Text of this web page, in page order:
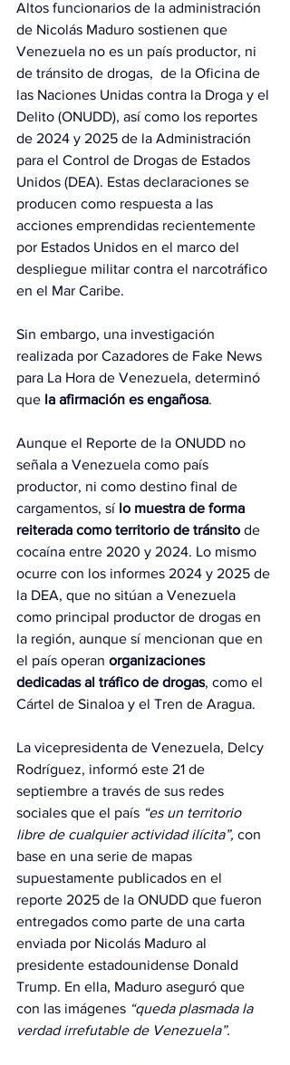
Altos funcionarios de la administración
de Nicolás Maduro sostienen que
Venezuela no es un país productor, ni
de tránsito de drogas,  de la Oficina de
las Naciones Unidas contra la Droga y el
Delito (ONUDD), así como los reportes
de 2024 y 2025 de la Administración
para el Control de Drogas de Estados
Unidos (DEA). Estas declaraciones se
producen como respuesta a las
acciones emprendidas recientemente
por Estados Unidos en el marco del
despliegue militar contra el narcotráfico
en el Mar Caribe.
Sin embargo, una investigación
realizada por Cazadores de Fake News
para La Hora de Venezuela, determinó
que la afirmación es engañosa.
Aunque el Reporte de la ONUDD no
señala a Venezuela como país
productor, ni como destino final de
cargamentos, sí lo muestra de forma
reiterada como territorio de tránsito de
cocaína entre 2020 y 2024. Lo mismo
ocurre con los informes 2024 y 2025 de
la DEA, que no sitúan a Venezuela
como principal productor de drogas en
la región, aunque sí mencionan que en
el país operan organizaciones
dedicadas al tráfico de drogas, como el
Cártel de Sinaloa y el Tren de Aragua.
La vicepresidenta de Venezuela, Delcy
Rodríguez, informó este 21 de
septiembre a través de sus redes
sociales que el país “es un territorio
libre de cualquier actividad ilícita”, con
base en una serie de mapas
supuestamente publicados en el
reporte 2025 de la ONUDD que fueron
entregados como parte de una carta
enviada por Nicolás Maduro al
presidente estadounidense Donald
Trump. En ella, Maduro aseguró que
con las imágenes “queda plasmada la
verdad irrefutable de Venezuela”.